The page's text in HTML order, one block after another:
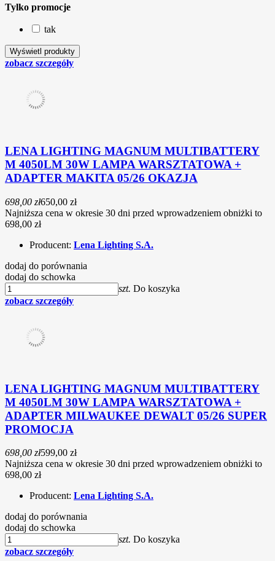
Tylko promocje
tak
zobacz szczegóły
LENA LIGHTING MAGNUM MULTIBATTERY
M 4050LM 30W LAMPA WARSZTATOWA +
ADAPTER MAKITA 05/26 OKAZJA
698,00 zł650,00 zł
Najniższa cena w okresie 30 dni przed wprowadzeniem obniżki to
698,00 zł
Producent: Lena Lighting S.A.
dodaj do porównania
dodaj do schowka
szt. Do koszyka
zobacz szczegóły
LENA LIGHTING MAGNUM MULTIBATTERY
M 4050LM 30W LAMPA WARSZTATOWA +
ADAPTER MILWAUKEE DEWALT 05/26 SUPER
PROMOCJA
698,00 zł599,00 zł
Najniższa cena w okresie 30 dni przed wprowadzeniem obniżki to
698,00 zł
Producent: Lena Lighting S.A.
dodaj do porównania
dodaj do schowka
szt. Do koszyka
zobacz szczegóły